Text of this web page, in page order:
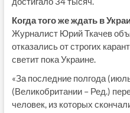
Когда того же ждать в
Журналист Юрий Ткачев
отказались от строгих
светит пока Украине.
«За последние полгода
(Великобритании – Ред.)
человек, из которых